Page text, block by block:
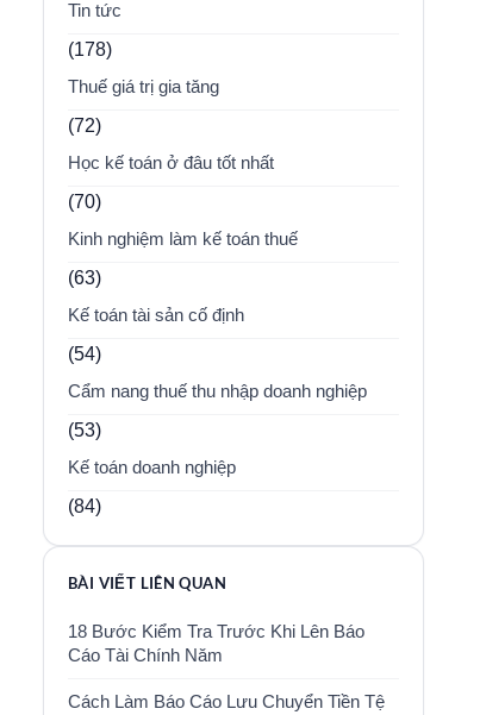
Tin tức
(178)
Thuế giá trị gia tăng
(72)
Học kế toán ở đâu tốt nhất
(70)
Kinh nghiệm làm kế toán thuế
(63)
Kế toán tài sản cố định
(54)
Cẩm nang thuế thu nhập doanh nghiệp
(53)
Kế toán doanh nghiệp
(84)
BÀI VIẾT LIÊN QUAN
18 Bước Kiểm Tra Trước Khi Lên Báo
Cáo Tài Chính Năm
Cách Làm Báo Cáo Lưu Chuyển Tiền Tệ